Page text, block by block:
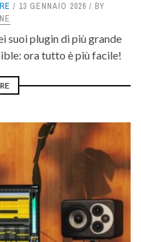
13 GENNAIO 2026
BY
suoi plugin di più grande
ora tutto è più facile!